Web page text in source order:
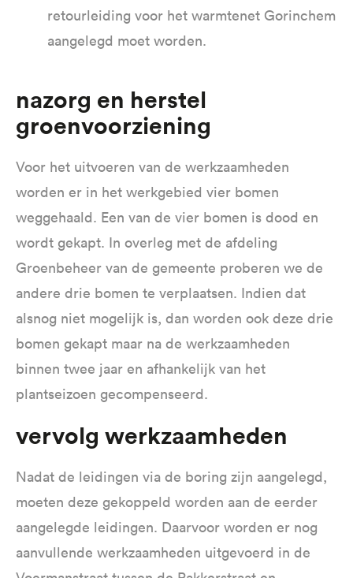
retourleiding voor het warmtenet Gorinchem
aangelegd moet worden.
Nazorg en herstel
groenvoorziening
Voor het uitvoeren van de werkzaamheden
worden er in het werkgebied vier bomen
weggehaald. Een van de vier bomen is dood en
wordt gekapt. In overleg met de afdeling
Groenbeheer van de gemeente proberen we de
andere drie bomen te verplaatsen. Indien dat
alsnog niet mogelijk is, dan worden ook deze drie
bomen gekapt maar na de werkzaamheden
binnen twee jaar en afhankelijk van het
plantseizoen gecompenseerd.
Vervolg werkzaamheden
Nadat de leidingen via de boring zijn aangelegd,
moeten deze gekoppeld worden aan de eerder
aangelegde leidingen. Daarvoor worden er nog
aanvullende werkzaamheden uitgevoerd in de